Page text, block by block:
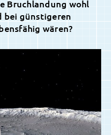
Bruchlandung wohl
bei günstigeren
wären?